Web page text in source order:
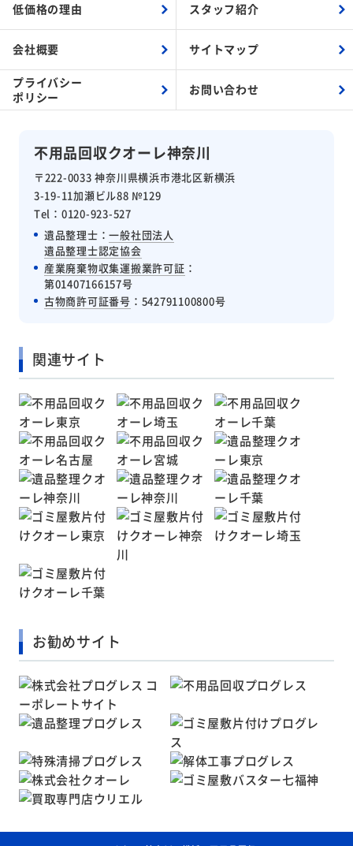
不用品回収クオーレ神奈川
〒222-0033 神奈川県横浜市港北区新横浜
3-19-11加瀬ビル88 №129
Tel：0120-923-527
遺品整理士：一般社団法人
遺品整理士認定協会
産業廃棄物収集運搬業許可証 ：
第01407166157号
古物商許可証番号 ：542791100800号
低価格の理由 スタッフ紹介
会社概要 サイトマップ
プライバシー
ポリシー
お問い合わせ
関連サイト
お勧めサイト